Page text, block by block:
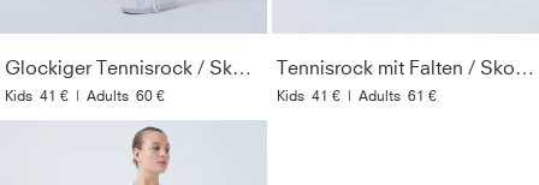
Glockiger Tennisrock / Skort, weiß
Kids 41 € | Adults 60 €
Tennisrock mit Falten / Skort, weiß
Kids 41 € | Adults 61 €